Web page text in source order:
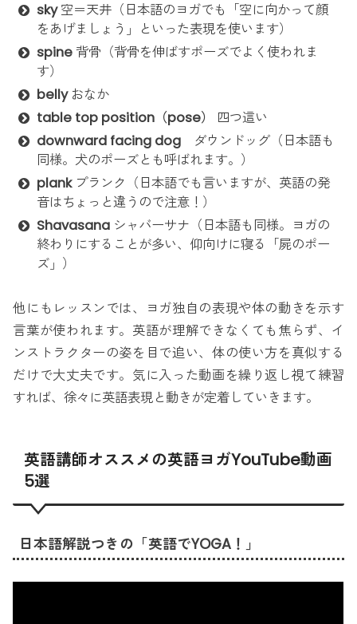
sky空＝天井（日本語のヨガでも「空に向かって顔
をあげましょう」といった表現を使います）
spine背骨（背骨を伸ばすポーズでよく使われま
す）
bellyおなか
table top position（pose）
四つ這い
downward facing dog ダウンドッグ（日本語も
同様。犬のポーズとも呼ばれます。）
plankプランク（日本語でも言いますが、英語の発
音はちょっと違うので注意！）
Shavasana シャバーサナ（日本語も同様。ヨガの
終わりにすることが多い、仰向けに寝る「屍のポー
ズ」）
他にもレッスンでは、ヨガ独自の表現や体の動きを示す
言葉が使われます。英語が理解できなくても焦らず、イ
ンストラクターの姿を目で追い、体の使い方を真似する
だけで大丈夫です。気に入った動画を繰り返し視て練習
すれば、徐々に英語表現と動きが定着していきます。
英語講師オススメの英語ヨガYouTube動画
5選
日本語解説つきの「英語でYOGA！」